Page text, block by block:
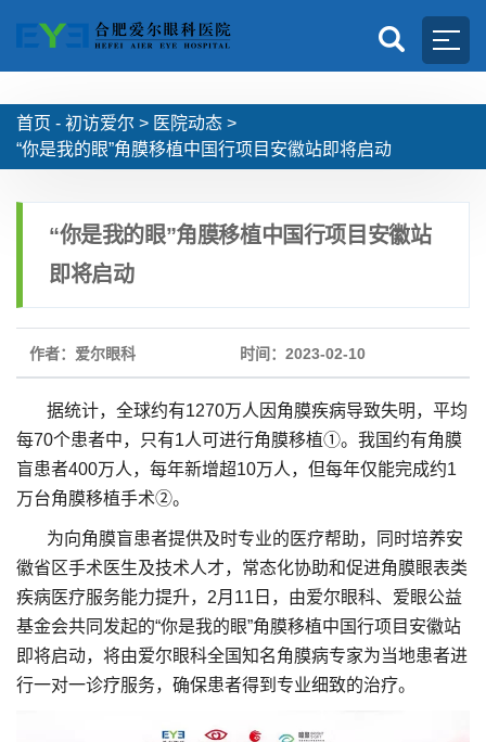
首页 - 初访爱尔 > 医院动态 >
“你是我的眼”角膜移植中国行项目安徽站即将启动
“你是我的眼”角膜移植中国行项目安徽站
即将启动
作者：爱尔眼科 时间：2023-02-10
据统计，全球约有1270万人因角膜疾病导致失明，平均
每70个患者中，只有1人可进行角膜移植①。我国约有角膜
盲患者400万人，每年新增超10万人，但每年仅能完成约1
万台角膜移植手术②。
为向角膜盲患者提供及时专业的医疗帮助，同时培养安
徽省区手术医生及技术人才，常态化协助和促进角膜眼表类
疾病医疗服务能力提升，2月11日，由爱尔眼科、爱眼公益
基金会共同发起的“你是我的眼”角膜移植中国行项目安徽站
即将启动，将由爱尔眼科全国知名角膜病专家为当地患者进
行一对一诊疗服务，确保患者得到专业细致的治疗。